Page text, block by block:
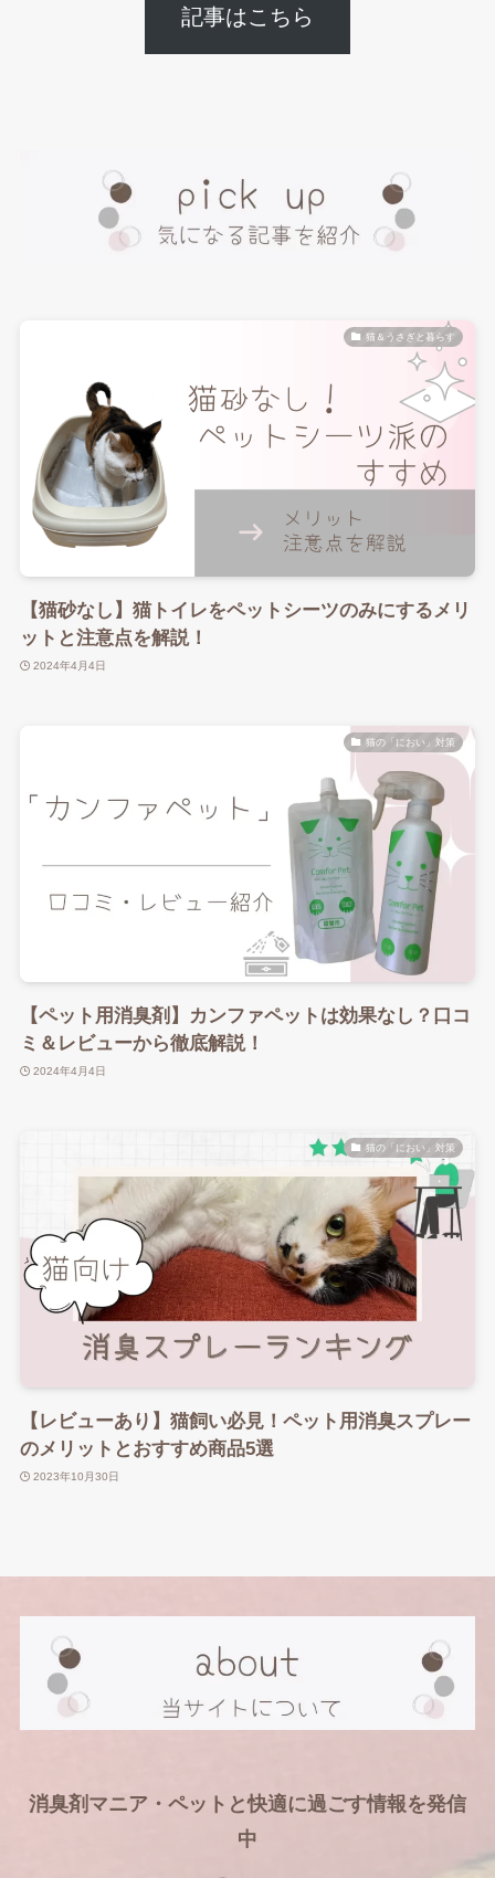
記事はこちら
猫＆うさぎと暮らす
【猫砂なし】猫トイレをペットシーツのみにするメリ
ットと注意点を解説！
2024年4月4日
猫の「におい」対策
【ペット用消臭剤】カンファペットは効果なし？口コ
ミ＆レビューから徹底解説！
2024年4月4日
猫の「におい」対策
【レビューあり】猫飼い必見！ペット用消臭スプレー
のメリットとおすすめ商品5選
2023年10月30日
消臭剤マニア・ペットと快適に過ごす情報を発信
中